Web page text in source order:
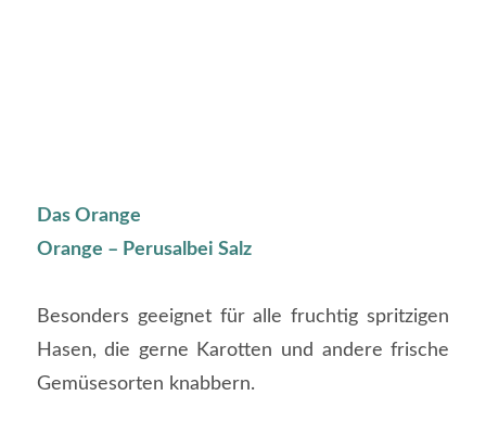
Das Orange
Orange – Perusalbei Salz
Besonders geeignet für alle fruchtig spritzigen
Hasen, die gerne Karotten und andere frische
Gemüsesorten knabbern.